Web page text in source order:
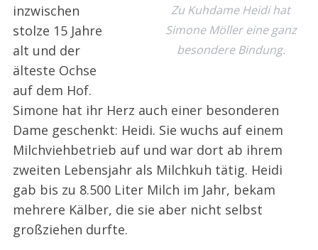
Zu Kuhdame Heidi hat
Simone Möller eine ganz
besondere Bindung.
inzwischen
stolze 15 Jahre
alt und der
älteste Ochse
auf dem Hof.
Simone hat ihr Herz auch einer besonderen
Dame geschenkt: Heidi. Sie wuchs auf einem
Milchviehbetrieb auf und war dort ab ihrem
zweiten Lebensjahr als Milchkuh tätig. Heidi
gab bis zu 8.500 Liter Milch im Jahr, bekam
mehrere Kälber, die sie aber nicht selbst
großziehen durfte.